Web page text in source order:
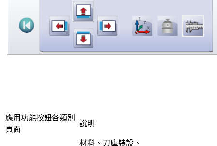
應用功能按鈕各類別
頁面
說明
材料、刀庫裝設、